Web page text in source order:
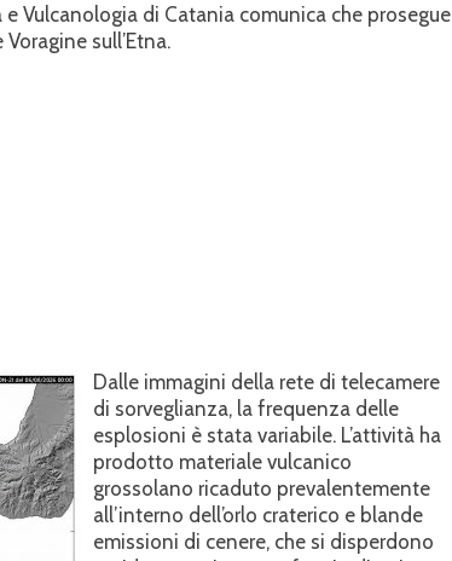
Vulcanologia di Catania comunica che prosegue
sull’Etna.
Dalle immagini della rete di telecamere
di sorveglianza, la frequenza delle
esplosioni è stata variabile. L’attività ha
prodotto materiale vulcanico
grossolano ricaduto prevalentemente
all’interno dell’orlo craterico e blande
emissioni di cenere, che si disperdono